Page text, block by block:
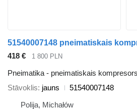
418 € 1 800 PLN
Pneimatika - pneimatiskais kompresors
Stāvoklis jauns
51540007148
Polija, Michałów